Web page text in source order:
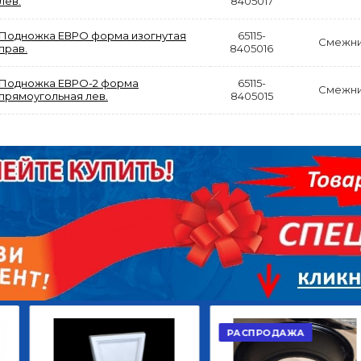
ДИСК СЦЕПЛЕНИЯ
ВЕДОМЫЙ КЛАССИК
2 422,40
В КОРЗИНУ
АКЦИЯ
КРУГ ПОВОРОТНЫЙ
10*12ОТВ., Д.102*86
Г.КАЗАНЬ
29 668,20 Р
В КОРЗИНУ
Подножка ЕВРО форма изогнутая
прав.
65115-
8405016
Подножка ЕВРО-2 форма
прямоугольная лев.
65115-
8405015
РАСПРОДАЖА АКЦИЯ